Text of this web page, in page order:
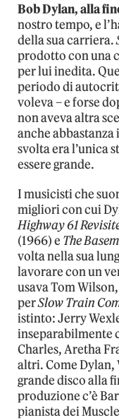
Bob Dylan, alla
nostro tempo, e
della sua carriera.
prodotto con una
per lui inedita.
periodo di
voleva – e forse
non aveva altra
anche abbastanza
svolta era l’unica
essere grande.
I musicisti che
migliori con cui
Highway 61
(1966) e The
volta nella sua
lavorare con un
usava Tom
perSlow Train
istinto: Jerry
inseparabilmente
Charles, Aretha
altri. Come Dylan,
grande disco alla
produzione c’è
pianista dei